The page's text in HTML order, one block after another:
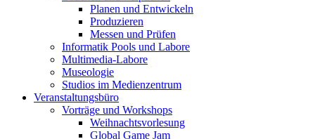
Planen und Entwickeln
Produzieren
Messen und Prüfen
Informatik Pools und Labore
Multimedia-Labore
Museologie
Studios im Medienzentrum
Veranstaltungsbüro
Vorträge und Workshops
Weihnachtsvorlesung
Global Game Jam